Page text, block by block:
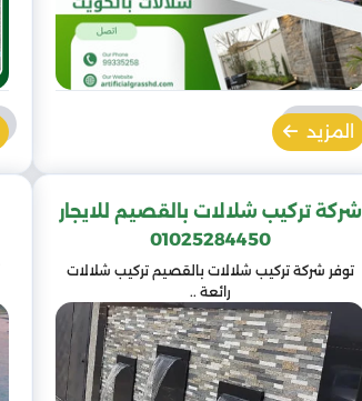
المزيد
شركة تركيب شلالات بالقصيم للايجار
01025284450
توفر شركة تركيب شلالات بالقصيم تركيب شلالات
رائعة ..